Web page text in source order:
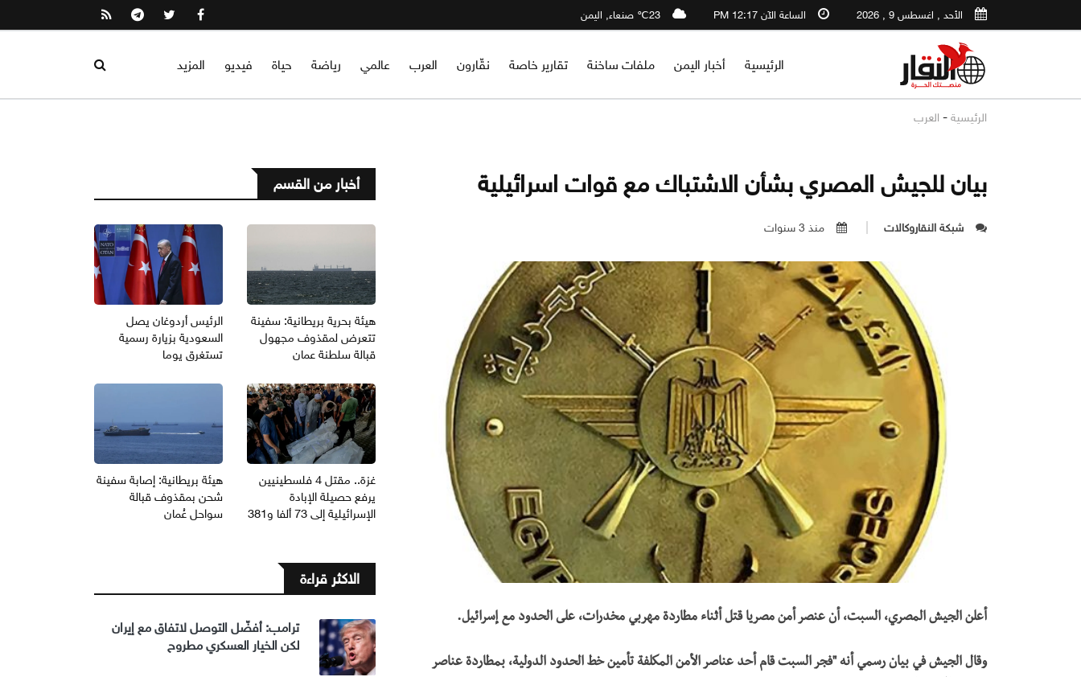
الأحد , اغسطس 9 , 2026 الساعة الآن 12:17 PM 23℃ صنعاء, اليمن
الرئيسية أخبار اليمن ملفات ساخنة تقارير خاصة نقّارون العرب عالمي رياضة حياة فيديو المزيد
الرئيسية - العرب
بيان للجيش المصري بشأن الاشتباك مع قوات اسرائيلية
شبكة النقاروكالات منذ 3 سنوات
أعلن الجيش المصري، السبت، أن عنصر أمن مصريا قتل أثناء مطاردة مهربي مخدرات، على الحدود مع إسرائيل.
وقال الجيش في بيان رسمي أنه "فجر السبت قام أحد عناصر الأمن المكلفة تأمين خط الحدود الدولية، بمطاردة عناصر
أخبار من القسم
هيئة بحرية بريطانية: سفينة
تتعرض لمقذوف مجهول
قبالة سلطنة عمان
الرئيس أردوغان يصل
السعودية بزيارة رسمية
تستغرق يوما
غزة.. مقتل 4 فلسطينيين
يرفع حصيلة الإبادة
الإسرائيلية إلى 73 ألفا و381
هيئة بريطانية: إصابة سفينة
شحن بمقذوف قبالة
سواحل عُمان
الاكثر قراءة
ترامب: أفضّل التوصل لاتفاق مع إيران
لكن الخيار العسكري مطروح